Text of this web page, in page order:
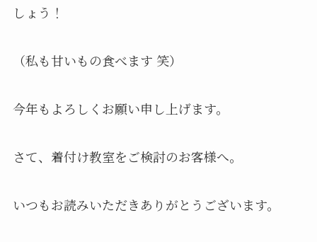
しょう！
（私も甘いもの食べます 笑）
今年もよろしくお願い申し上げます。
さて、着付け教室をご検討のお客様へ。
いつもお読みいただきありがとうございます。